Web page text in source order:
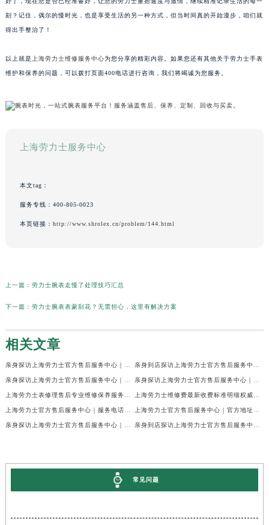
刻？记住，偶尔的慢时光，也是享受生活的另一种方式，但当时间真的开始漫步，咱们就
得出手整治了！
以上就是 上海劳力士维修服务中心为您分享的精彩内容。如果您还有其他关于劳力士手表
维护和保养的问题，可以拨打页面400电话进行咨询，我们将竭诚为您服务。
上海劳力士服务中心
本文tag：
服务专线： 400-805-0023
本页链接： http://www.shrolex.cn/problem/144.html
上一篇： 劳力士腕表走慢了处理技巧汇总
下一篇： 劳力士腕表表蒙刮花？无需担心，这里有解决方案
相关文章
常见问题